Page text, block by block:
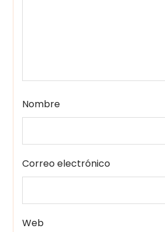
Nombre
Correo electrónico
Web